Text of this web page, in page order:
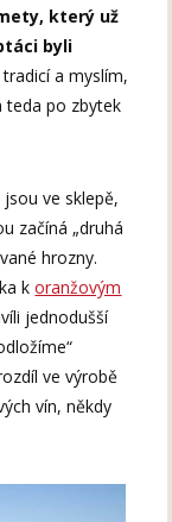
který už
byli
a myslím,
teda po zbytek
ve sklepě,
začíná „druhá
hrozny.
koranžovým
jednodušší
ve výrobě
vín, někdy